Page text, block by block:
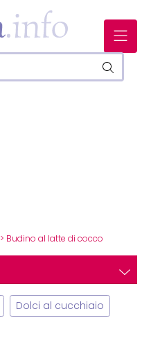
> Budino al latte di cocco
Dolci al cucchiaio